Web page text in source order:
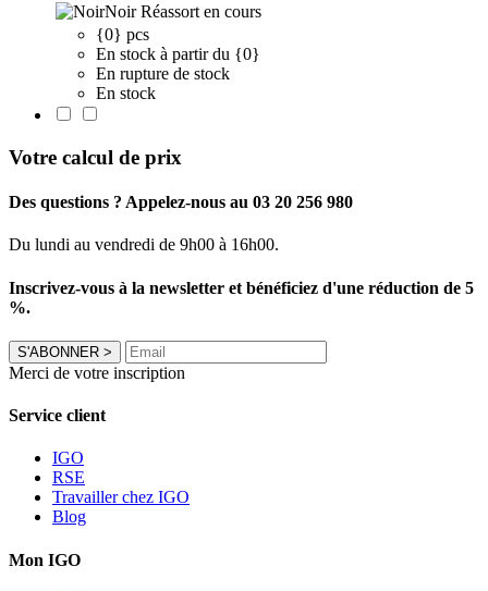
Noir Réassort en cours
{0} pcs
En stock à partir du {0}
En rupture de stock
En stock
Votre calcul de prix
Des questions ? Appelez-nous au 03 20 256 980
Du lundi au vendredi de 9h00 à 16h00.
Inscrivez-vous à la newsletter et bénéficiez d'une réduction de 5
%.
S'ABONNER >
Merci de votre inscription
Service client
IGO
RSE
Travailler chez IGO
Blog
Mon IGO